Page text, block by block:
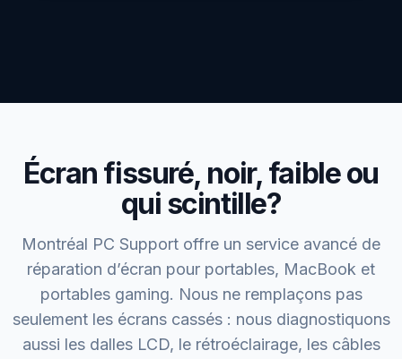
Écran fissuré, noir, faible ou
qui scintille?
Montréal PC Support offre un service avancé de
réparation d’écran pour portables, MacBook et
portables gaming. Nous ne remplaçons pas
seulement les écrans cassés : nous diagnostiquons
aussi les dalles LCD, le rétroéclairage, les câbles